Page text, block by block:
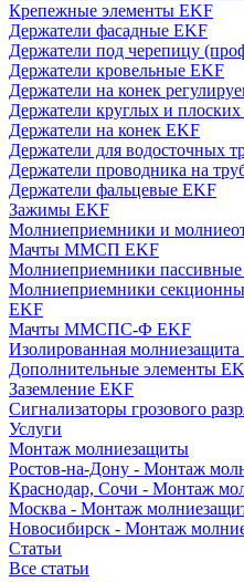
Крепежные элементы EKF
Держатели фасадные EKF
Держатели под черепицу
Держатели кровельные EKF
Держатели на конек
Держатели круглых и
Держатели на конек EKF
Держатели для водосточных
Держатели проводника на
Держатели фальцевые EKF
Зажимы EKF
Молниеприемники и
Мачты ММСП EKF
Молниеприемники
Молниеприемники
EKF
Мачты ММСПС-Ф EKF
Изолированная
Дополнительные элементы
Заземление EKF
Сигнализаторы грозового
Услуги
Монтаж молниезащиты
Ростов-на-Дону - Монтаж
Краснодар, Сочи - Монтаж
Москва - Монтаж
Новосибирск - Монтаж
Статьи
Все статьи